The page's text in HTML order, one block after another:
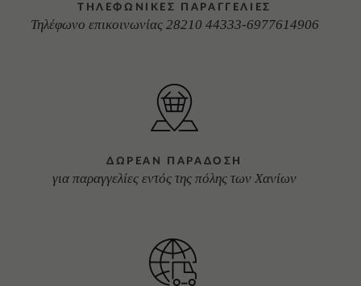
ΤΗΛΕΦΩΝΙΚΕΣ ΠΑΡΑΓΓΕΛΙΕΣ
Τηλέφωνο επικοινωνίας 28210 44333-6977614906
ΔΩΡΕΑΝ ΠΑΡΑΔΟΣΗ
για παραγγελίες εντός της πόλης των Χανίων